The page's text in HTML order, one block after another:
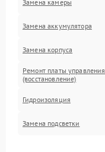
Замена камеры
Замена аккумулятора
Замена корпуса
Ремонт платы управления
(восстановление)
Гидроизоляция
Замена подсветки